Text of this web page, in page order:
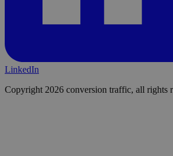
LinkedIn
Copyright 2026 conversion traffic, all rights